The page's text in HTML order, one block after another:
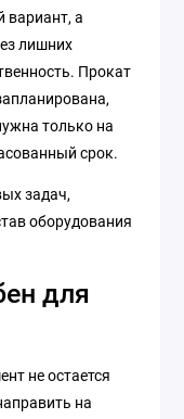
вариант, а
лишних
Прокат
только на
срок.
задач,
оборудования
для
не остается
на